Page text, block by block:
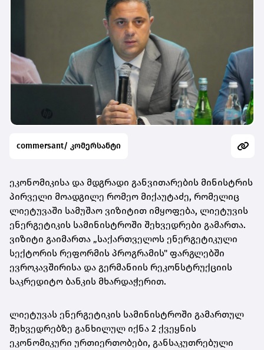
commersant/ კომერსანტი
ეკონომიკისა და მდგრადი განვითარების მინისტრის
პირველი მოადგილე რომეო მიქაუტაძე, რომელიც
ლიეტუვაში სამუშაო ვიზიტით იმყოფება, ლიეტუვის
ენერგეტიკის სამინისტროში შეხვედრები გამართა.
ვიზიტი გაიმართა „საქართველოს ენერგეტიკული
სექტორის რეფორმის პროგრამის" ფარგლებში
ევროკავშირისა და გერმანიის რეკონსტრუქციის
საკრედიტო ბანკის მხარდაჭერით.
ლიეტუვას ენერგეტიკის სამინისტროში გამართულ
შეხვედრებზე განხილულ იქნა 2 ქვეყნის
ეკონომიკური ურთიერთობები, განსაკუთრებული